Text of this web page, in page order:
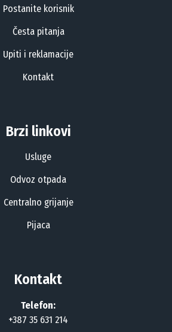
Postanite korisnik
Česta pitanja
Upiti i reklamacije
Kontakt
Brzi linkovi
Usluge
Odvoz otpada
Centralno grijanje
Pijaca
Kontakt
Telefon:
+387 35 631 214